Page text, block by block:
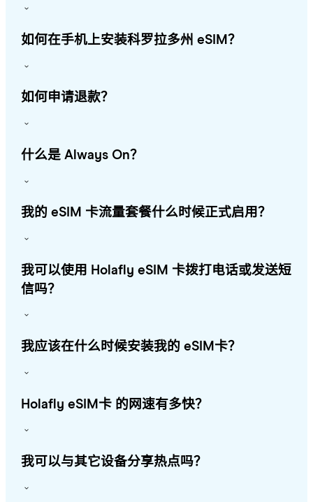
如何在手机上安装科罗拉多州 eSIM？
如何申请退款？
什么是 Always On？
我的 eSIM 卡流量套餐什么时候正式启用？
我可以使用 Holafly eSIM 卡拨打电话或发送短
信吗？
我应该在什么时候安装我的 eSIM卡？
Holafly eSIM卡 的网速有多快？
我可以与其它设备分享热点吗？